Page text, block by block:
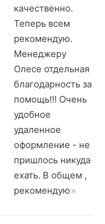
качественно.
Теперь всем
рекомендую.
Менеджеру
Олесе отдельная
благодарность за
помощь!!! Очень
удобное
удаленное
оформление - не
пришлось никуда
ехать. В общем ,
рекомендую